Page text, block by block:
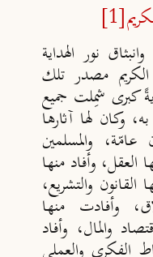
[1]
نور الهداية
الكريم مصدر تلك
كبرى شمِلت جميع
وكان لها آثارها
عامّة، والمسلمين
العقل، وأفاد منها
القانون والتشريع،
وأفادت منها
والمال، وأفاد